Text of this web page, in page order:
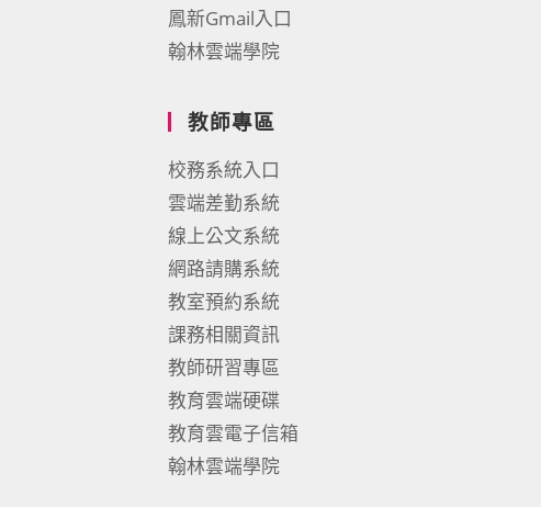
鳳新Gmail入口
翰林雲端學院
教師專區
校務系統入口
雲端差勤系統
線上公文系統
網路請購系統
教室預約系統
課務相關資訊
教師研習專區
教育雲端硬碟
教育雲電子信箱
翰林雲端學院